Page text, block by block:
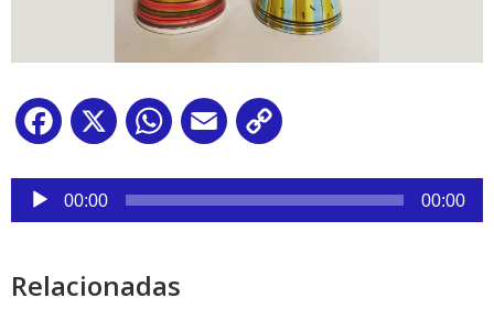
Facebook
X WhatsApp
Email
Reproductor
audio
00:00 00:00
Relacionadas